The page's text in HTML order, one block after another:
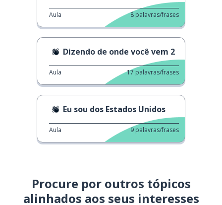
Aula 8 palavras/frases
Dizendo de onde você vem 2
Aula 17 palavras/frases
Eu sou dos Estados Unidos
Aula 9 palavras/frases
Procure por outros tópicos
alinhados aos seus interesses